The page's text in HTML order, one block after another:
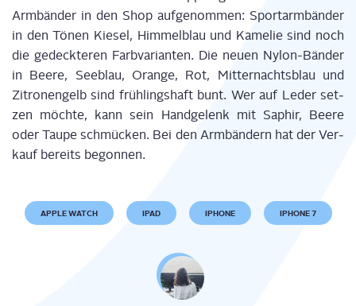
Arm­bän­der in den Shop auf­ge­nom­men: Sport­arm­bän­der
in den Tönen Kie­sel, Him­mel­blau und Kame­lie sind noch
die gedeck­te­ren Farb­va­ri­an­ten. Die neu­en Nylon-Bän­der
in Bee­re, See­blau, Oran­ge, Rot, Mit­ter­nachts­blau und
Zitro­nen­gelb sind früh­lings­haft bunt. Wer auf Leder set­
zen möch­te, kann sein Hand­ge­lenk mit Saphir, Bee­re
oder Tau­pe schmü­cken. Bei den Arm­bän­dern hat der Ver­
kauf bereits begonnen.
APPLE WATCH IPAD IPHONE IPHONE 7